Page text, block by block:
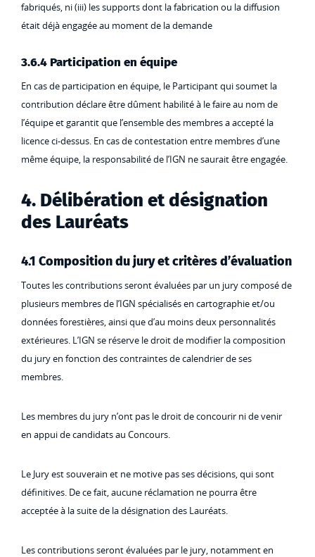
fabriqués, ni (iii) les supports dont la fabrication ou la diffusion
était déjà engagée au moment de la demande
3.6.4 Participation en équipe
En cas de participation en équipe, le Participant qui soumet la
contribution déclare être dûment habilité à le faire au nom de
l’équipe et garantit que l’ensemble des membres a accepté la
licence ci-dessus. En cas de contestation entre membres d’une
même équipe, la responsabilité de l’IGN ne saurait être engagée.
4. Délibération et désignation
des Lauréats
4.1 Composition du jury et critères d’évaluation
Toutes les contributions seront évaluées par un jury composé de
plusieurs membres de l’IGN spécialisés en cartographie et/ou
données forestières, ainsi que d’au moins deux personnalités
extérieures. L’IGN se réserve le droit de modifier la composition
du jury en fonction des contraintes de calendrier de ses
membres.
Les membres du jury n’ont pas le droit de concourir ni de venir
en appui de candidats au Concours.
Le Jury est souverain et ne motive pas ses décisions, qui sont
définitives. De ce fait, aucune réclamation ne pourra être
acceptée à la suite de la désignation des Lauréats.
Les contributions seront évaluées par le jury, notamment en